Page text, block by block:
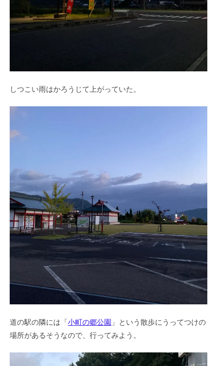
しつこい雨はかろうじて上がっていた。
道の駅の隣には「小町の郷公園 」という散歩にうってつけの
場所があるそうなので、行ってみよう。